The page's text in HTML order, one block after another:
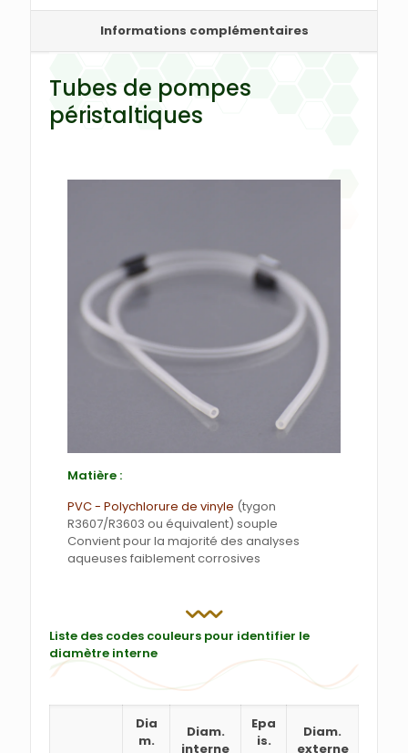
Informations complémentaires
Tubes de pompes
péristaltiques
Matière :
PVC - Polychlorure de vinyle (tygon
R3607/R3603 ou équivalent) souple
Convient pour la majorité des analyses
aqueuses faiblement corrosives
Liste des codes couleurs pour identifier le
diamètre interne
Dia
m.
Diam.
interne
Epa
is.
Diam.
externe